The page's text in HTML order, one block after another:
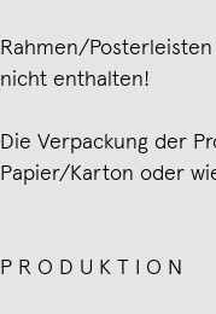
Rahmen/
nicht enthalten!
Die Verpackung der
Papier/Karton oder
P R O D U K T I O N